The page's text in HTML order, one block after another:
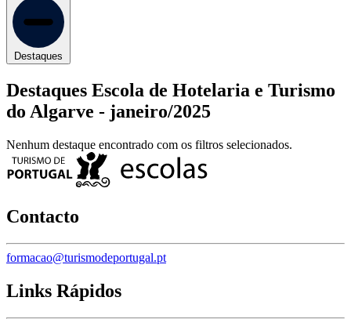
Destaques
Destaques Escola de Hotelaria e Turismo
do Algarve - janeiro/2025
Nenhum destaque encontrado com os filtros selecionados.
Contacto
formacao@turismodeportugal.pt
Links Rápidos